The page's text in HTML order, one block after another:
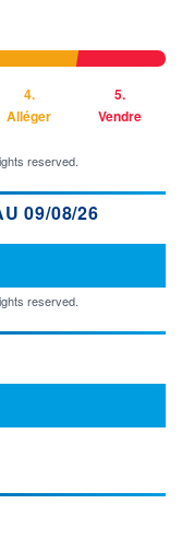
4.
Alléger
5.
Vendre
reserved.
09/08/26
reserved.